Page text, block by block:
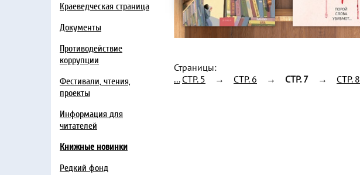
Краеведческая страница
Документы
Противодействие
коррупции
Фестивали, чтения,
проекты
Информация для
читателей
Книжные новинки
Редкий фонд
Страницы:
... CTP. 5 → CTP. 6 → CTP. 7 → CTP. 8